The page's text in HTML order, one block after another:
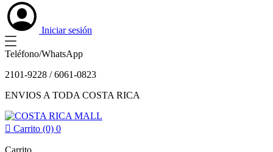
Iniciar sesión
Teléfono/WhatsApp
2101-9228 / 6061-0823
ENVIOS A TODA COSTA RICA
 Carrito (0) 0
Carrito